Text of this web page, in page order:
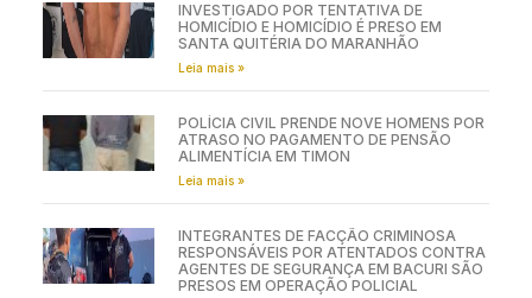
INVESTIGADO POR TENTATIVA DE
HOMICÍDIO E HOMICÍDIO É PRESO EM
SANTA QUITÉRIA DO MARANHÃO
Leia mais »
POLÍCIA CIVIL PRENDE NOVE HOMENS POR
ATRASO NO PAGAMENTO DE PENSÃO
ALIMENTÍCIA EM TIMON
Leia mais »
INTEGRANTES DE FACÇÃO CRIMINOSA
RESPONSÁVEIS POR ATENTADOS CONTRA
AGENTES DE SEGURANÇA EM BACURI SÃO
PRESOS EM OPERAÇÃO POLICIAL